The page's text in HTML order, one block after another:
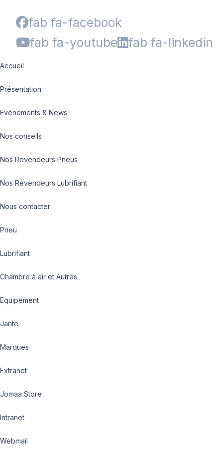
fab fa-facebook
fab fa-youtube
fab fa-linkedin
Accueil
Présentation
Evénements & News
Nos conseils
Nos Revendeurs Pneus
Nos Revendeurs Lubrifiant
Nous contacter
Pneu
Lubrifiant
Chambre à air et Autres
Equipement
Jante
Marques
Extranet
Jomaa Store
Intranet
Webmail